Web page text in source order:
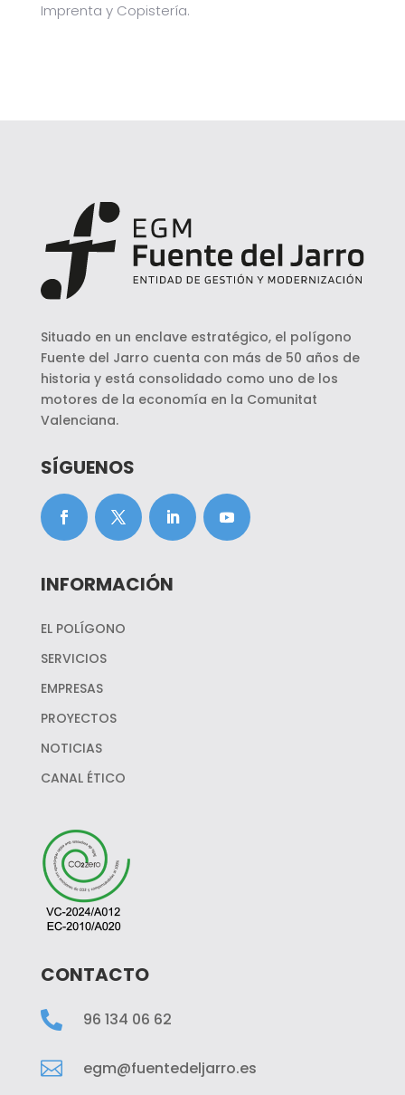
Imprenta y Copistería.
Situado en un enclave estratégico, el polígono
Fuente del Jarro cuenta con más de 50 años de
historia y está consolidado como uno de los
motores de la economía en la Comunitat
Valenciana.
SÍGUENOS
INFORMACIÓN
EL POLÍGONO
SERVICIOS
EMPRESAS
PROYECTOS
NOTICIAS
CANAL ÉTICO
CONTACTO
 96 134 06 62
 egm@fuentedeljarro.es